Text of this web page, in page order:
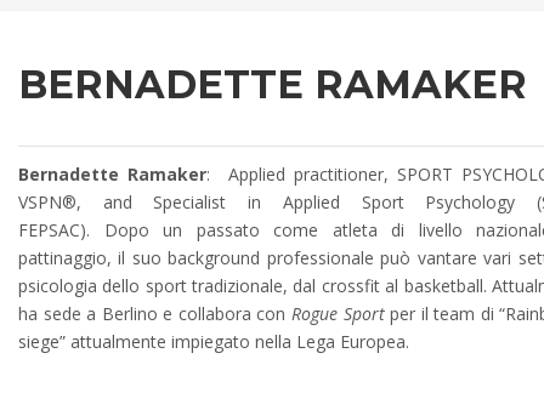
BERNADETTE RAMAKER
Bernadette Ramaker: Applied practitioner, SPORT
VSPN®, and Specialist in Applied Sport Psychology
FEPSAC). Dopo un passato come atleta di livello
pattinaggio, il suo background professionale può vantare vari
psicologia dello sport tradizionale, dal crossfit al basketball.
ha sede a Berlino e collabora con Rogue Sportper il team di
siege” attualmente impiegato nella Lega Europea.